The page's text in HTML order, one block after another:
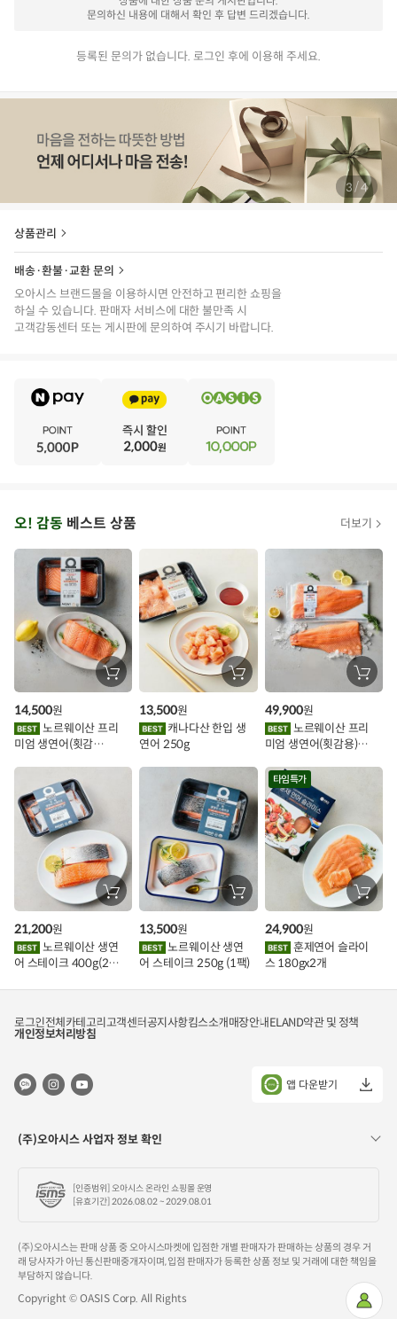
마
이
문의하신 내용에 대해서 확인 후 답변 드리겠습니다.
등록된 문의가 없습니다. 로그인 후에 이용해 주세요.
4 /4
상품관리
배송·환불·교환 문의
오아시스 브랜드몰을 이용하시면 안전하고 편리한 쇼핑을
하실 수 있습니다. 판매자 서비스에 대한 불만족 시
고객감동센터 또는 게시판에 문의하여 주시기 바랍니다.
아
시
인
이
트
오! 감동 베스트 상품 더보기
장
바
에
담
노르웨이산 프리
미엄 생연어(횟감
14,500원
장
바
에
담
연어 250g
13,500원
장
바
에
담
기
미엄 생연어(횟감용)
49,900원
장
바
에
담
기
노르웨이산 생연
어 스테이크 400g(2조
21,200원
장
바
에
담
기
노르웨이산 생연
어 스테이크 250g (1팩)
13,500원
타임특가
장
바
에
담
스 180gx2개
24,900원
로그인전체카테고리고객센터공지사항킴스소개매장안내ELAND약관 및 정책
개인정보처리방침
앱 다운받기
(주)오아시스 사업자 정보 확인
[인증범위] 오아시스 온라인 쇼핑몰 운영
[유효기간] 2026.08.02 ~ 2029.08.01
(주)오아시스는 판매 상품 중 오아시스마켓에 입점한 개별 판매자가 판매하는 상품의 경우 거
래 당사자가 아닌 통신판매중개자이며, 입점 판매자가 등록한 상품 정보 및 거래에 대한 책임을
부담하지 않습니다.
Copyright © OASIS Corp. All Rights